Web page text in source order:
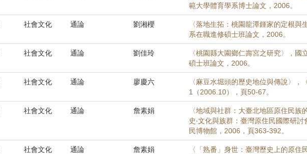
範大學體育學系博士論文，2006。
社會文化 通論 劉湘櫻
〈落地生拓：桃園龍潭鍾家的定根
系在職進修碩士班論文，2006。
社會文化 通論 劉佳玲
〈桃園縣大園鄉仁壽宮之研究〉，
碩士班論文，2006。
社會文化 通論 廖慶六
〈麻豆水堀頭的歷史地位與傳說〉，
1（2006.10），頁50-67。
社會文化 通論 詹素娟
〈地域與社群：大臺北地區原住民
史‧文化與族群：臺灣原住民國際研
民博物館，2006，頁363-392。
社會文化 通論 詹素娟
〈「熟番」身世：臺灣歷史上的原住